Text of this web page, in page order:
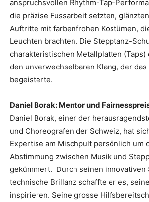
anspruchsvollen Rhythm-Tap-
die präzise Fussarbeit setzten,
Auftritte mit farbenfrohen Kostümen,
Leuchten brachten. Die Stepptanz-
charakteristischen Metallplatten (Taps)
den unverwechselbaren Klang, der das
begeisterte.
Daniel Borak: Mentor und
Daniel Borak, einer der
und Choreografen der Schweiz, hat
Expertise am Mischpult persönlich um
Abstimmung zwischen Musik und
gekümmert. Durch seinen innovativen
technische Brillanz schaffte er es,
inspirieren. Seine grosse